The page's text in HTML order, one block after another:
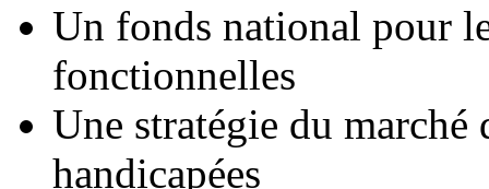
Un fonds national pour
fonctionnelles
Une stratégie du
handicapées